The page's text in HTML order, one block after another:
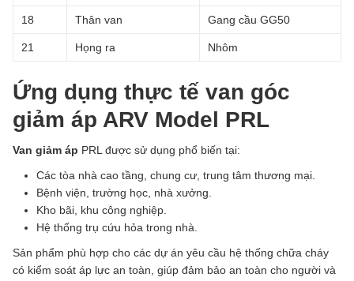
18 Thân van Gang cầu GG50
21 Họng ra Nhôm
Ứng dụng thực tế van góc
giảm áp ARV Model PRL
Van giảm áp PRL được sử dụng phổ biến tại:
Các tòa nhà cao tầng, chung cư, trung tâm thương mại.
Bệnh viện, trường học, nhà xưởng.
Kho bãi, khu công nghiệp.
Hệ thống trụ cứu hỏa trong nhà.
Sản phẩm phù hợp cho các dự án yêu cầu hệ thống chữa cháy
có kiểm soát áp lực an toàn, giúp đảm bảo an toàn cho người và